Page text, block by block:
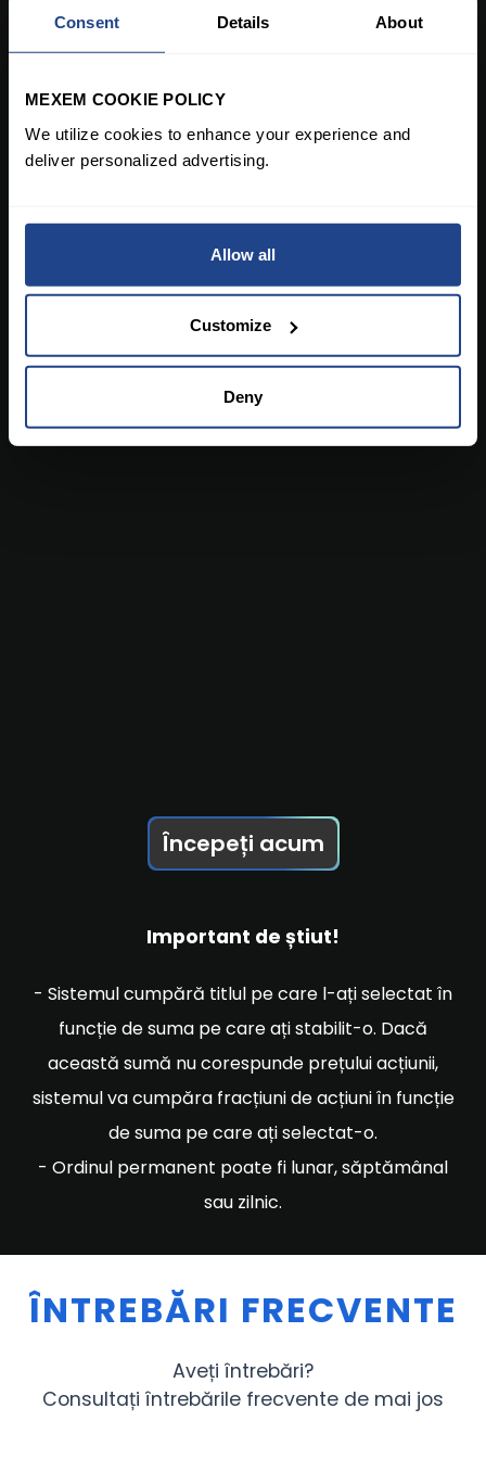
Consent Details About
MEXEM COOKIE POLICY
We utilize cookies to enhance your experience and
deliver personalized advertising.
Allow all
Customize
Deny
Începeți acum
Important de știut!
- Sistemul cumpără titlul pe care l-ați selectat în
funcție de suma pe care ați stabilit-o. Dacă
această sumă nu corespunde prețului acțiunii,
sistemul va cumpăra fracțiuni de acțiuni în funcție
de suma pe care ați selectat-o.
- Ordinul permanent poate fi lunar, săptămânal
sau zilnic.
ÎNTREBĂRI FRECVENTE
Aveți întrebări?
Consultați întrebările frecvente de mai jos